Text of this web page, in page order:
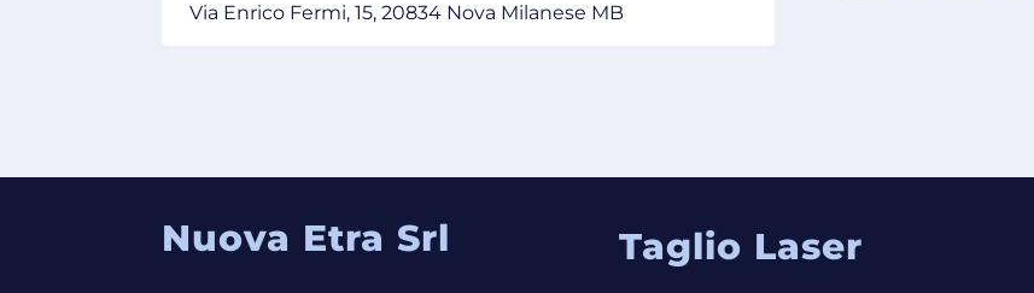
Via Enrico Fermi, 15, 20834 Nova Milanese MB
Nuova Etra Srl Taglio Laser